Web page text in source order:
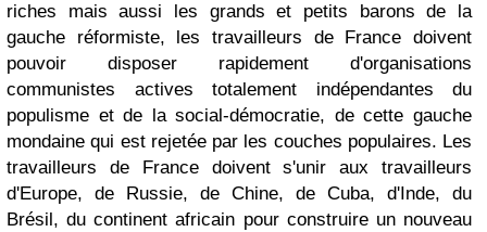
riches mais aussi les grands et petits barons de la
gauche réformiste, les travailleurs de France doivent
pouvoir disposer rapidement d'organisations
communistes actives totalement indépendantes du
populisme et de la social-démocratie, de cette gauche
mondaine qui est rejetée par les couches populaires. Les
travailleurs de France doivent s'unir aux travailleurs
d'Europe, de Russie, de Chine, de Cuba, d'Inde, du
Brésil, du continent africain pour construire un nouveau